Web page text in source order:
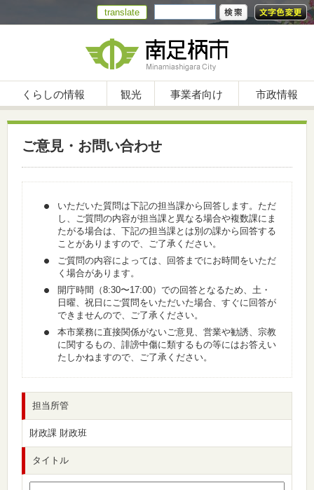
translate
くらしの情報 観光 事業者向け 市政情報
ご意見・お問い合わせ
いただいた質問は下記の担当課から回答します。ただ
し、ご質問の内容が担当課と異なる場合や複数課にま
たがる場合は、下記の担当課とは別の課から回答する
ことがありますので、ご了承ください。
ご質問の内容によっては、回答までにお時間をいただ
く場合があります。
開庁時間（8:30〜17:00）での回答となるため、土・
日曜、祝日にご質問をいただいた場合、すぐに回答が
できませんので、ご了承ください。
本市業務に直接関係がないご意見、営業や勧誘、宗教
に関するもの、誹謗中傷に類するもの等にはお答えい
たしかねますので、ご了承ください。
担当所管
財政課 財政班
タイトル